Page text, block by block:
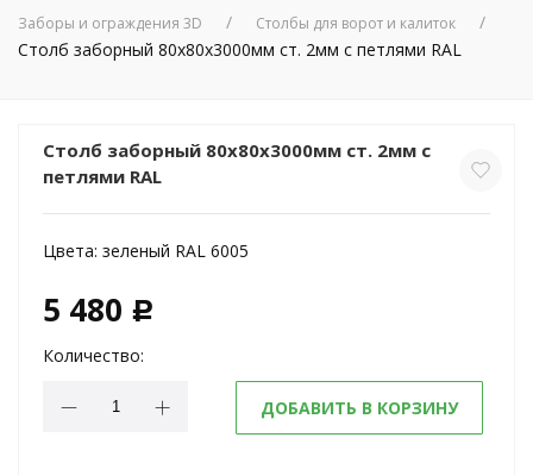
Заборы и ограждения 3D Столбы для ворот и калиток
Столб заборный 80х80х3000мм ст. 2мм с петлями RAL
Столб заборный 80х80х3000мм ст. 2мм с
петлями RAL
Цвета: зеленый RAL 6005
5 480 c
Количество:
ДОБАВИТЬ В КОРЗИНУ